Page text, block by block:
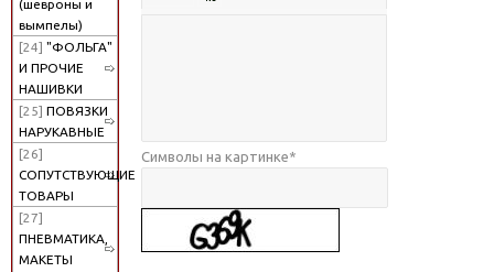
(шевроны и
вымпелы)
[24] "ФОЛЬГА"
И ПРОЧИЕ
НАШИВКИ
[25] ПОВЯЗКИ
НАРУКАВНЫЕ
[26]
СОПУТСТВУЮЩИЕ
ТОВАРЫ
[27]
ПНЕВМАТИКА,
МАКЕТЫ
Символы на картинке*